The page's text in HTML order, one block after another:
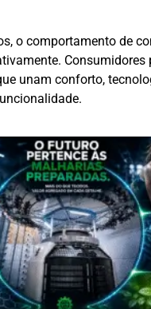
o comportamento de
Consumidores
unam conforto,